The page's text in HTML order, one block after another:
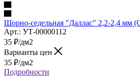
Шорно-седельная "Даллас" 2,2-2,4 мм
Арт.: УТ-00000112
35 ₽/дм2
Варианты цен
35 ₽/дм2
Подробности